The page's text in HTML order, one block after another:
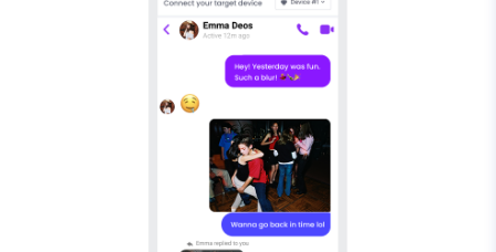
Información del dispositivo
Detector de apps espía
Bloquear dispositivo
App adicional para padres y madres
Ajuste el período de almacenamiento de los datos